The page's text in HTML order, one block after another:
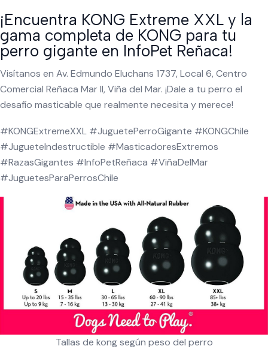
¡Encuentra KONG Extreme XXL y la
gama completa de KONG para tu
perro gigante en InfoPet Reñaca!
Visítanos en Av. Edmundo Eluchans 1737, Local 6, Centro
Comercial Reñaca Mar II, Viña del Mar. ¡Dale a tu perro el
desafío masticable que realmente necesita y merece!
#KONGExtremeXXL #JuguetePerroGigante #KONGChile
#JugueteIndestructible #MasticadoresExtremos
#RazasGigantes #InfoPetReñaca #ViñaDelMar
#JuguetesParaPerrosChile
Tallas de kong según peso del perro